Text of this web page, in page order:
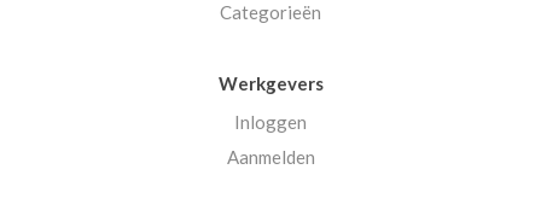
Categorieën
Werkgevers
Inloggen
Aanmelden